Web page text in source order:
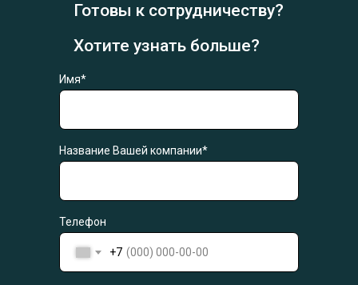
Готовы к сотрудничеству?
Хотите узнать больше?
Имя*
Название Вашей компании*
Телефон
+7